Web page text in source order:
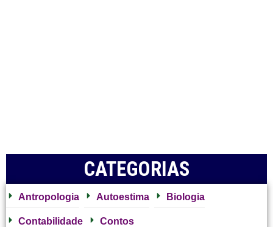
CATEGORIAS
Antropologia Autoestima Biologia
Contabilidade Contos